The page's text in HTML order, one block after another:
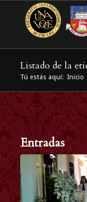
Listado de la
Tú estás aquí: Inicio
Entradas